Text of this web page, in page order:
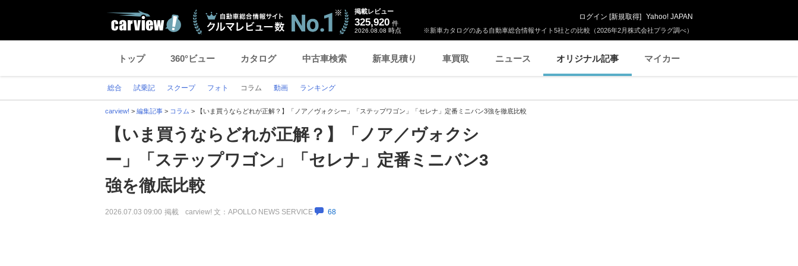
※新車カタログのある自動車総合情報サイト5社との比較（2026年2月株式会社プラグ調べ）
掲載レビュー
325,920 件
2026.08.08 時点
ログイン [新規取得] Yahoo! JAPAN
トップ 360°ビュー カタログ 中古車検索 新車見積り 車買取 ニュース オリジナル記事 マイカー
総合 試乗記 スクープ フォト コラム 動画 ランキング
carview! > 編集記事 > コラム > 【いま買うならどれが正解？】「ノア／ヴォクシー」「ステップワゴン」「セレナ」定番ミニバン3強を徹底比較
【いま買うならどれが正解？】「ノア／ヴォクシ
ー」「ステップワゴン」「セレナ」定番ミニバン3
強を徹底比較
2026.07.03 09:00 掲載 carview! 文：APOLLO NEWS SERVICE 68